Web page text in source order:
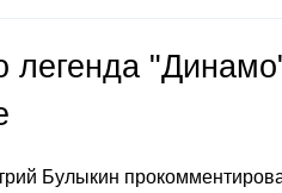
Булыкин